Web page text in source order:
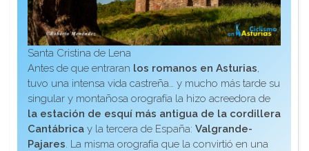
Santa Cristina de Lena
Antes de que entraran los romanos en Asturias,
tuvo una intensa vida castreña… y mucho más tarde su
singular y montañosa orografía la hizo acreedora de
la estación de esquí más antigua de la cordillera
Cantábrica y la tercera de España: Valgrande-
Pajares. La misma orografía que la convirtió en una